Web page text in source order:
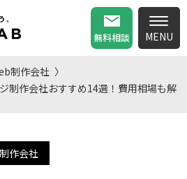
無料相談
制作会社
制作会社おすすめ14選！費用相場も解
作会社